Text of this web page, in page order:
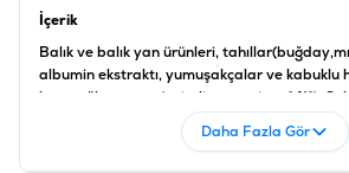
İçerik
Balık ve balık yan ürünleri,
albumin ekstraktı, yumuşakçalar ve kabuklu
katı yağlar, yosun(spirulina maxima 1,%1),
Daha Fazla Gör